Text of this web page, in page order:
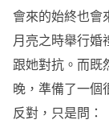
會來的始終也會
月亮之時舉行婚
跟她對抗。而既
晚，準備了一個
反對，只是問：